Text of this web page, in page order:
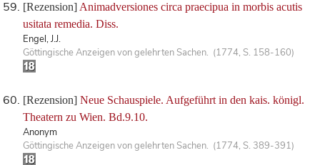
[Rezension] Animadversiones circa praecipua in morbis acutis
usitata remedia. Diss.
Engel, J.J.
Göttingische Anzeigen von gelehrten Sachen. (1774, S. 158-160)
[Rezension] Neue Schauspiele. Aufgeführt in den kais. königl.
Theatern zu Wien. Bd.9.10.
Anonym
Göttingische Anzeigen von gelehrten Sachen. (1774, S. 389-391)